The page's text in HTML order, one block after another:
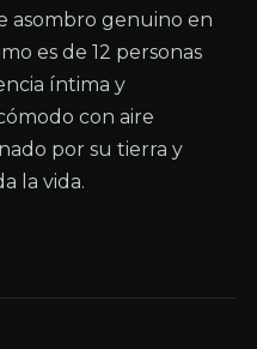
asombro genuino en
es de 12 personas
íntima y
con aire
por su tierra y
la vida.